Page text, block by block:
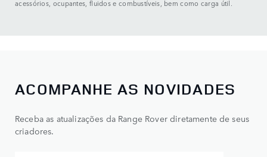
acessórios, ocupantes, fluidos e combustíveis, bem como carga útil.
ACOMPANHE AS NOVIDADES
Receba as atualizações da Range Rover diretamente de seus
criadores.